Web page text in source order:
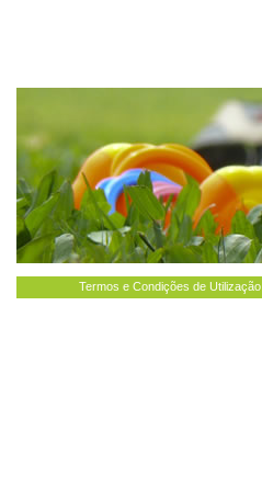
Termos e Condições de Utilização